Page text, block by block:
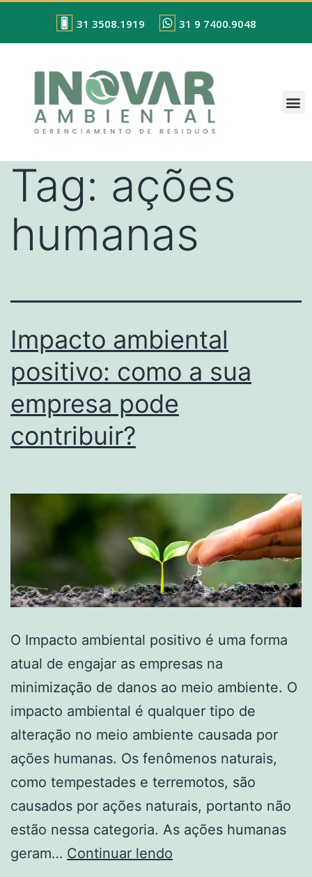
31 3508.1919 31 9 7400.9048
Tag: ações
humanas
Impacto ambiental
positivo: como a sua
empresa pode
contribuir?
O Impacto ambiental positivo é uma forma
atual de engajar as empresas na
minimização de danos ao meio ambiente. O
impacto ambiental é qualquer tipo de
alteração no meio ambiente causada por
ações humanas. Os fenômenos naturais,
como tempestades e terremotos, são
causados por ações naturais, portanto não
estão nessa categoria. As ações humanas
geram… Continuar lendo